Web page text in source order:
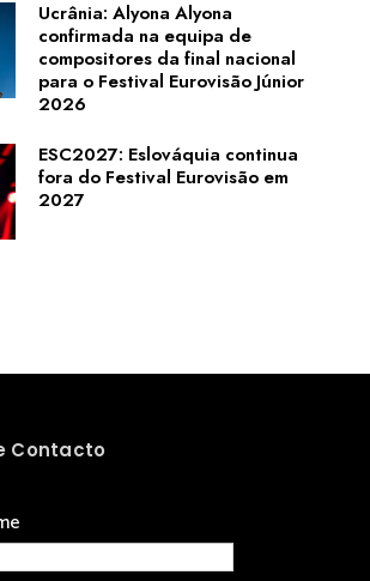
Ucrânia: Alyona Alyona
confirmada na equipa de
compositores da final nacional
para o Festival Eurovisão Júnior
2026
ESC2027: Eslováquia continua
fora do Festival Eurovisão em
2027
Contacto